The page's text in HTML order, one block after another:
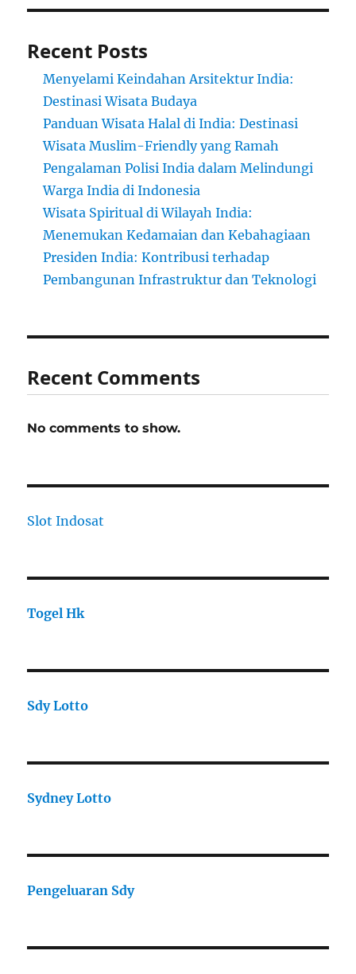
Recent Posts
Menyelami Keindahan Arsitektur India:
Destinasi Wisata Budaya
Panduan Wisata Halal di India: Destinasi
Wisata Muslim-Friendly yang Ramah
Pengalaman Polisi India dalam Melindungi
Warga India di Indonesia
Wisata Spiritual di Wilayah India:
Menemukan Kedamaian dan Kebahagiaan
Presiden India: Kontribusi terhadap
Pembangunan Infrastruktur dan Teknologi
Recent Comments
No comments to show.
Slot Indosat
Togel Hk
Sdy Lotto
Sydney Lotto
Pengeluaran Sdy